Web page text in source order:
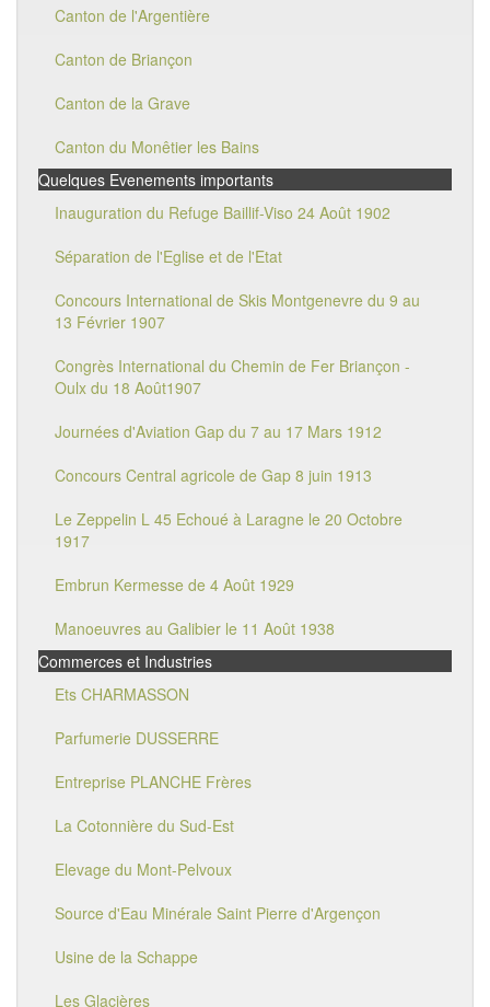
Canton de l'Argentière
Canton de Briançon
Canton de la Grave
Canton du Monêtier les Bains
Quelques Evenements importants
Inauguration du Refuge Baillif-Viso 24 Août 1902
Séparation de l'Eglise et de l'Etat
Concours International de Skis Montgenevre du 9 au
13 Février 1907
Congrès International du Chemin de Fer Briançon -
Oulx du 18 Août1907
Journées d'Aviation Gap du 7 au 17 Mars 1912
Concours Central agricole de Gap 8 juin 1913
Le Zeppelin L 45 Echoué à Laragne le 20 Octobre
1917
Embrun Kermesse de 4 Août 1929
Manoeuvres au Galibier le 11 Août 1938
Commerces et Industries
Ets CHARMASSON
Parfumerie DUSSERRE
Entreprise PLANCHE Frères
La Cotonnière du Sud-Est
Elevage du Mont-Pelvoux
Source d'Eau Minérale Saint Pierre d'Argençon
Usine de la Schappe
Les Glacières